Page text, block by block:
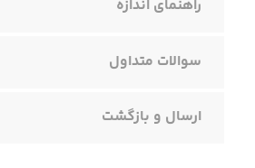
راهنمای اندازه
سوالات متداول
ارسال و بازگشت